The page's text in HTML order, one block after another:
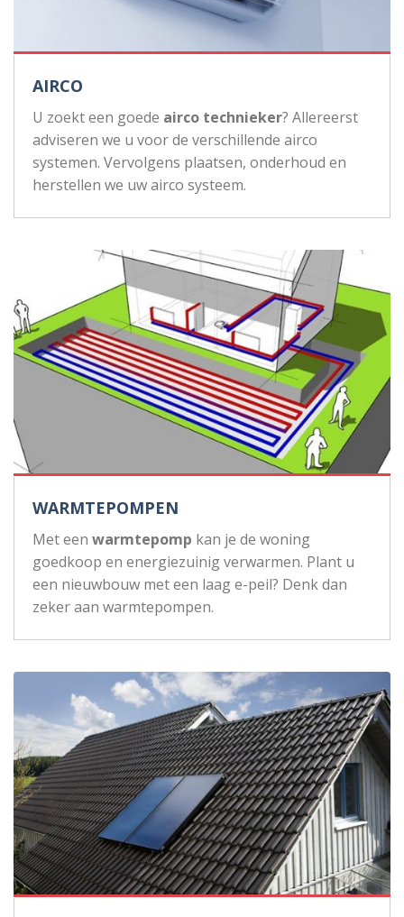
AIRCO
U zoekt een goede airco technieker? Allereerst
adviseren we u voor de verschillende airco
systemen. Vervolgens plaatsen, onderhoud en
herstellen we uw airco systeem.
WARMTEPOMPEN
Met een warmtepomp kan je de woning
goedkoop en energiezuinig verwarmen. Plant u
een nieuwbouw met een laag e-peil? Denk dan
zeker aan warmtepompen.